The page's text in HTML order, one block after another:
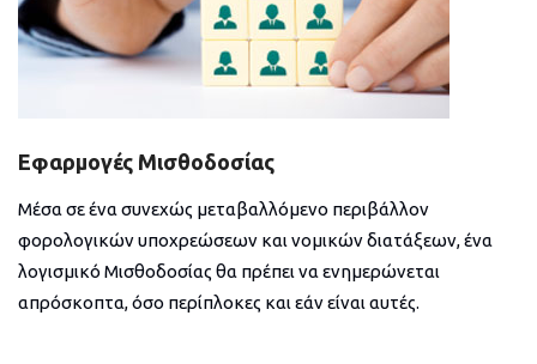
Εφαρμογές Μισθοδοσίας
Μέσα σε ένα συνεχώς μεταβαλλόμενο περιβάλλον
φορολογικών υποχρεώσεων και νομικών διατάξεων, ένα
λογισμικό Μισθοδοσίας θα πρέπει να ενημερώνεται
απρόσκοπτα, όσο περίπλοκες και εάν είναι αυτές.